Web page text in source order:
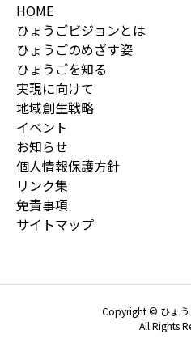
HOME
ひょうごビジョンとは
ひょうごのめざす姿
ひょうごを知る
実現に向けて
地域創生戦略
イベント
お知らせ
個人情報保護方針
リンク集
免責事項
サイトマップ
Copyright © ひょう
All Rights